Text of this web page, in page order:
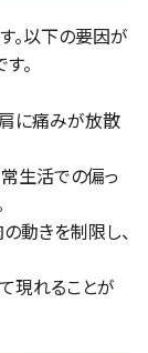
。以下の要因が
。
に痛みが放散
生活での偏っ
動きを制限し、
現れることが